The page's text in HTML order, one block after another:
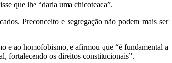
que lhe “daria uma chicoteada”.
Preconceito e segregação não podem mais ser
e ao homofobismo, e afirmou que “é fundamental a
fortalecendo os direitos constitucionais”.